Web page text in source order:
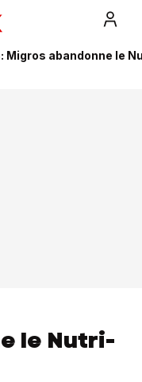
Migros abandonne le
le Nutri-